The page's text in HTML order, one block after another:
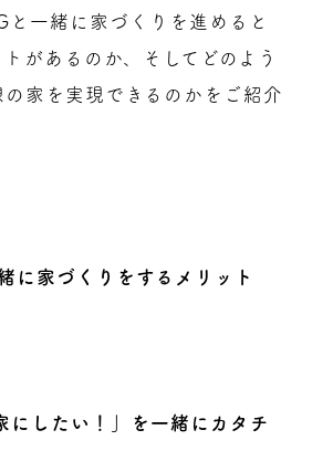
と一緒に家づくりを進めると
があるのか、そしてどのよう
の家を実現できるのかをご紹介
に家づくりをするメリット
にしたい！」を一緒にカタチ